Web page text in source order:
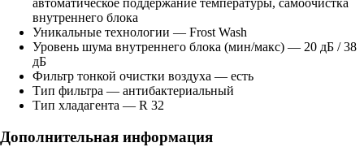
автоматическое поддержание температуры, самоочистка
внутреннего блока
Уникальные технологии — Frost Wash
Уровень шума внутреннего блока (мин/макс) — 20 дБ / 38
дБ
Фильтр тонкой очистки воздуха — есть
Тип фильтра — антибактериальный
Тип хладагента — R 32
Дополнительная информация